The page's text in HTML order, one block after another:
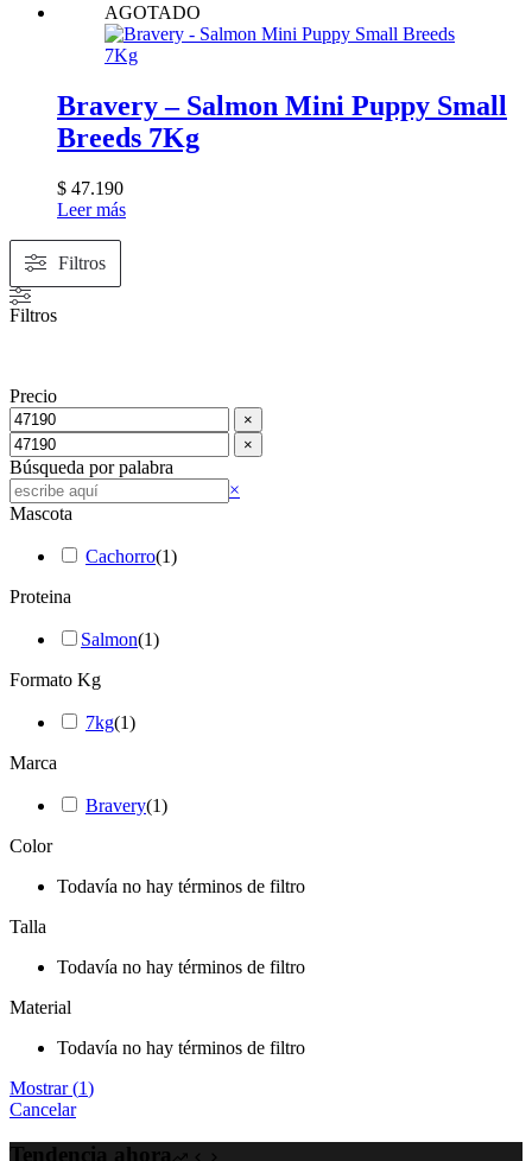
AGOTADO
Bravery – Salmon Mini Puppy Small
Breeds 7Kg
$ 47.190
Leer más
Filtros
Filtros
Precio
×
×
Búsqueda por palabra
Buscar
×
Mascota
Cachorro(1)
Proteina
Salmon(1)
Formato Kg
7kg(1)
Marca
Bravery(1)
Color
Todavía no hay términos de filtro
Talla
Todavía no hay términos de filtro
Material
Todavía no hay términos de filtro
Mostrar(1)
Cancelar
Tendencia ahora